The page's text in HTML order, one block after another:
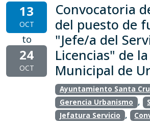
13
OCT
to
24
OCT
Convocatoria
del puesto de
"Jefe/a del
Licencias" de
Municipal de
Ayuntamiento Santa
Gerencia Urbanismo ,
Jefatura Servicio ,